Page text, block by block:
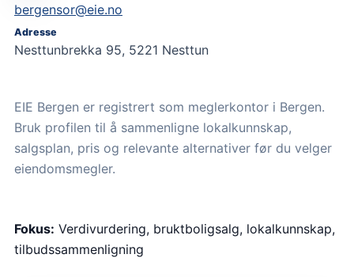
bergensor@eie.no
Adresse
Nesttunbrekka 95, 5221 Nesttun
EIE Bergen er registrert som meglerkontor i Bergen.
Bruk profilen til å sammenligne lokalkunnskap,
salgsplan, pris og relevante alternativer før du velger
eiendomsmegler.
Fokus: Verdivurdering, bruktboligsalg, lokalkunnskap,
tilbudssammenligning